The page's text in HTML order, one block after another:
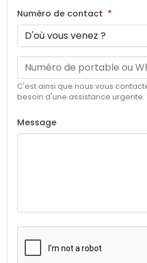
Numéro de contact
C'est ainsi que nous vous
besoin d'une assistance urgente.
Message